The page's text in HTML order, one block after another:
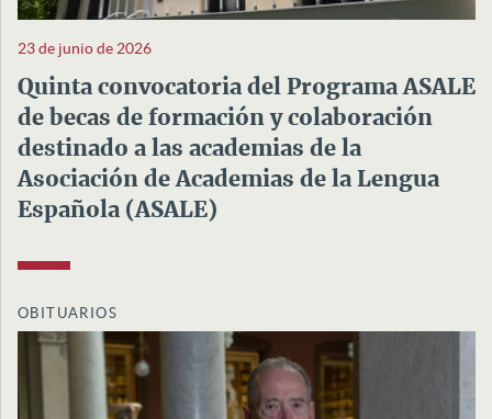
23 de junio de 2026
Quinta convocatoria del Programa ASALE
de becas de formación y colaboración
destinado a las academias de la
Asociación de Academias de la Lengua
Española (ASALE)
OBITUARIOS